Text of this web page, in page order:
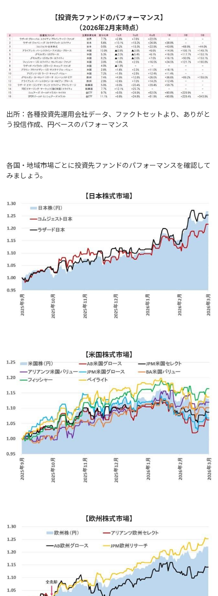
【投資先ファンドのパフォーマンス】
（2026年2月末時点）
出所：各種投資先運用会社データ、ファクトセットより、ありがと
う投信作成、円ベースのパフォーマンス
各国・地域市場ごとに投資先ファンドのパフォーマンスを確認して
みましょう。
【日本株式市場】
【米国株式市場】
【欧州株式市場】